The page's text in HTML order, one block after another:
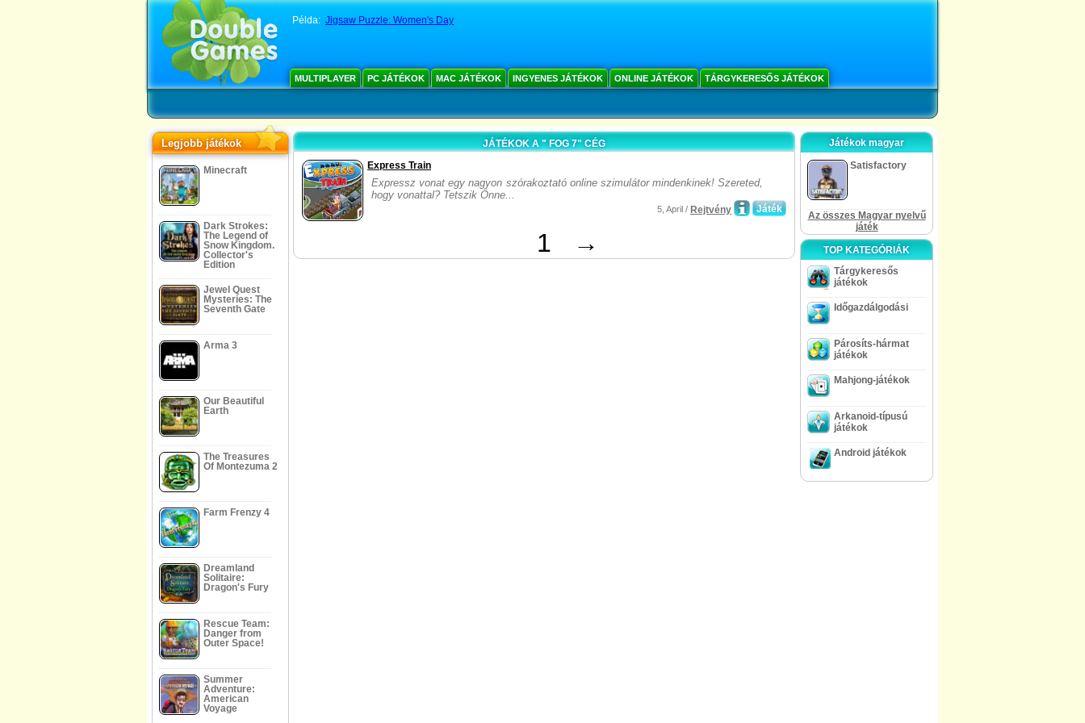
Példa: Jigsaw Puzzle: Women's Day
MULTIPLAYER PC JÁTÉKOK MAC JÁTÉKOK INGYENES JÁTÉKOK ONLINE JÁTÉKOK TÁRGYKERESŐS JÁTÉKOK
Legjobb játékok
Minecraft
Dark Strokes:
The Legend of
Snow Kingdom.
Collector's
Edition
Jewel Quest
Mysteries: The
Seventh Gate
Arma 3
Our Beautiful
Earth
The Treasures
Of Montezuma 2
Farm Frenzy 4
Dreamland
Solitaire:
Dragon's Fury
Rescue Team:
Danger from
Outer Space!
Summer
Adventure:
American
Voyage
JÁTÉKOK A " FOG 7" CÉG
Express Train
Expressz vonat egy nagyon szórakoztató online szimulátor mindenkinek! Szereted,
hogy vonattal? Tetszik Önne...
Játék
5, April / Rejtvény
1 →
Játékok magyar
Satisfactory
Az összes Magyar nyelvű
játék
TOP KATEGÓRIÁK
Tárgykeresős
játékok
Időgazdálgodási
Párosíts-hármat
játékok
Mahjong-játékok
Arkanoid-típusú
játékok
Android játékok